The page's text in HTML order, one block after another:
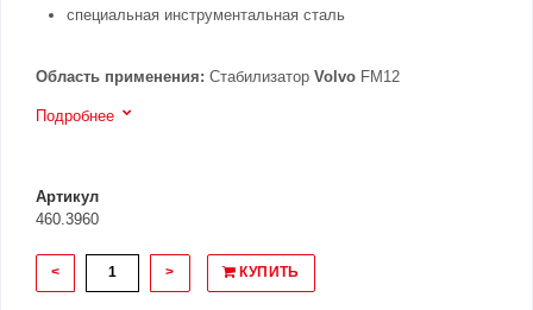
специальная инструментальная сталь
Область применения: Стабилизатор Volvo FM12
Подробнее
Артикул
460.3960
< > КУПИТЬ